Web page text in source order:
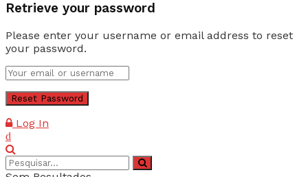
Retrieve your password
Please enter your username or email address to reset
your password.
Log In